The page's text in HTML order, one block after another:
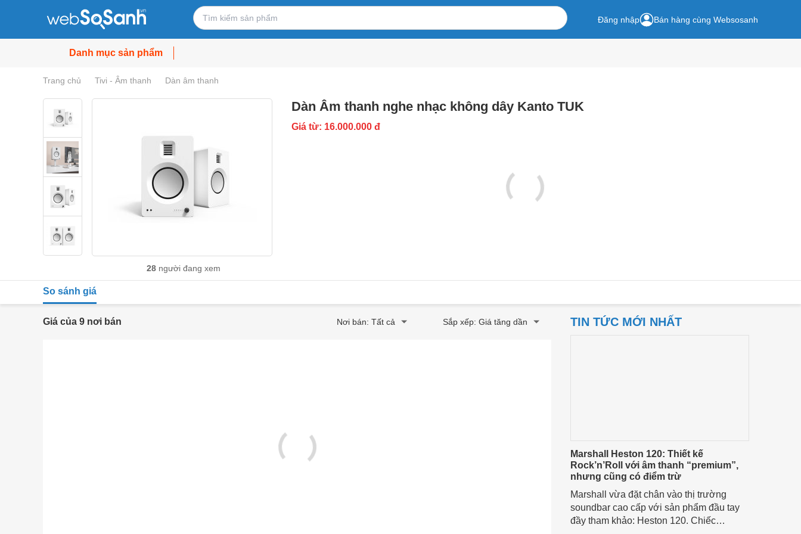
Đăng nhập Bán hàng cùng Websosanh
Danh mục sản phẩm
Trang chủ Tivi - Âm thanh Dàn âm thanh
28 người đang xem
Dàn Âm thanh nghe nhạc không dây Kanto TUK
Giá từ: 16.000.000 đ
So sánh giá
Giá của 9 nơi bán Nơi bán: Tất cả Sắp xếp: Giá tăng dần TIN TỨC MỚI NHẤT
Marshall Heston 120: Thiết kế
Rock’n’Roll với âm thanh “premium”,
nhưng cũng có điểm trừ
Marshall vừa đặt chân vào thị trường
soundbar cao cấp với sản phẩm đầu tay
đầy tham khảo: Heston 120. Chiếc